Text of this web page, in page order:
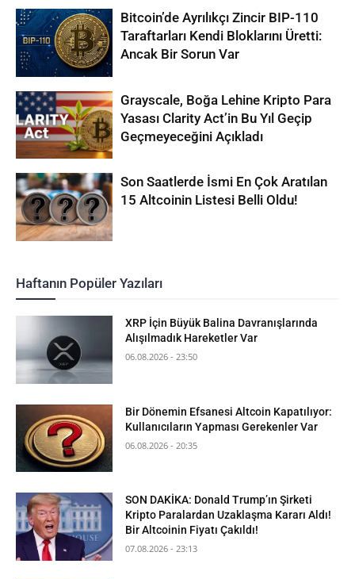
Bitcoin’de Ayrılıkçı Zincir BIP-110
Taraftarları Kendi Bloklarını Üretti:
Ancak Bir Sorun Var
Grayscale, Boğa Lehine Kripto Para
Yasası Clarity Act’in Bu Yıl Geçip
Geçmeyeceğini Açıkladı
Son Saatlerde İsmi En Çok Aratılan
15 Altcoinin Listesi Belli Oldu!
Haftanın Popüler Yazıları
XRP İçin Büyük Balina Davranışlarında
Alışılmadık Hareketler Var
06.08.2026 - 23:50
Bir Dönemin Efsanesi Altcoin Kapatılıyor:
Kullanıcıların Yapması Gerekenler Var
06.08.2026 - 20:35
SON DAKİKA: Donald Trump’ın Şirketi
Kripto Paralardan Uzaklaşma Kararı Aldı!
Bir Altcoinin Fiyatı Çakıldı!
07.08.2026 - 23:13